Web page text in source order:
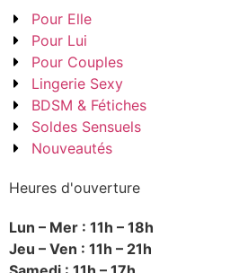
Pour Elle
Pour Lui
Pour Couples
Lingerie Sexy
BDSM & Fétiches
Soldes Sensuels
Nouveautés
Heures d'ouverture
Lun – Mer : 11h – 18h
Jeu – Ven : 11h – 21h